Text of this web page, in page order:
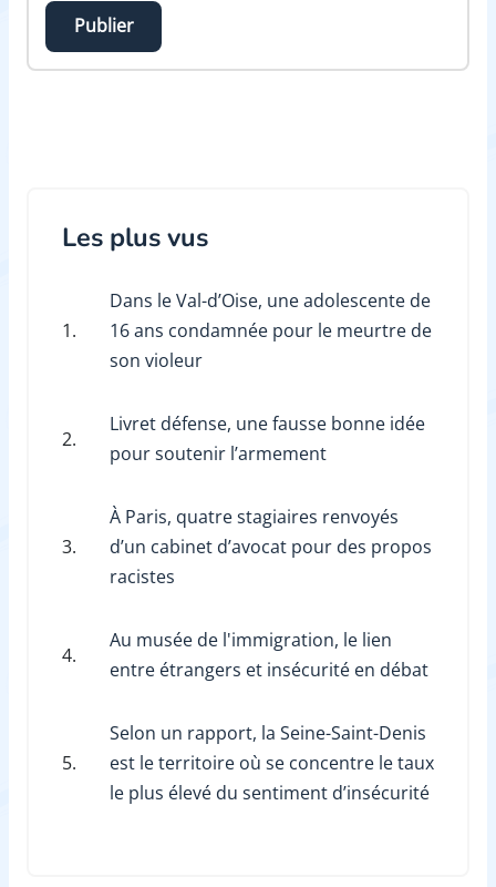
Publier
Les plus vus
1.
Dans le Val-d’Oise, une adolescente de
16 ans condamnée pour le meurtre de
son violeur
2.
Livret défense, une fausse bonne idée
pour soutenir l’armement
3.
À Paris, quatre stagiaires renvoyés
d’un cabinet d’avocat pour des propos
racistes
4.
Au musée de l'immigration, le lien
entre étrangers et insécurité en débat
5.
Selon un rapport, la Seine-Saint-Denis
est le territoire où se concentre le taux
le plus élevé du sentiment d’insécurité